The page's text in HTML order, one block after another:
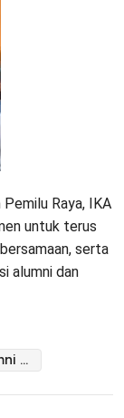
Raya, IKA
untuk terus
serta
alumni dan
Demokrasi Alumni Berjalan Dinamis